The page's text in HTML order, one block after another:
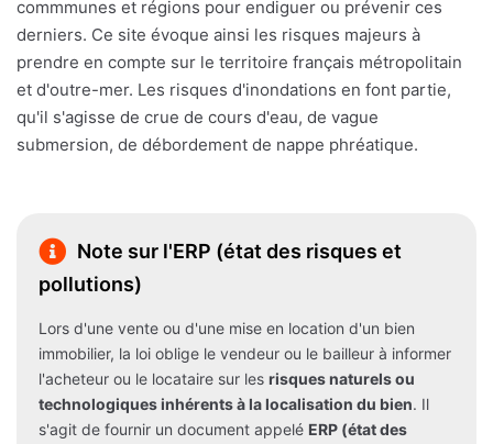
commmunes et régions pour endiguer ou prévenir ces
derniers. Ce site évoque ainsi les risques majeurs à
prendre en compte sur le territoire français métropolitain
et d'outre-mer. Les risques d'inondations en font partie,
qu'il s'agisse de crue de cours d'eau, de vague
submersion, de débordement de nappe phréatique.
Note sur l'ERP (état des risques et
pollutions)
Lors d'une vente ou d'une mise en location d'un bien
immobilier, la loi oblige le vendeur ou le bailleur à informer
l'acheteur ou le locataire sur les risques naturels ou
technologiques inhérents à la localisation du bien. Il
s'agit de fournir un document appelé ERP (état des